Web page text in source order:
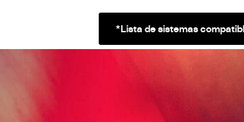
*Lista de sistemas